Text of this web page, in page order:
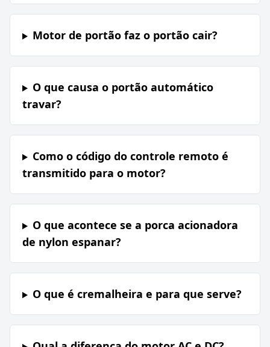
Motor de portão faz o portão cair?
O que causa o portão automático
travar?
Como o código do controle remoto é
transmitido para o motor?
O que acontece se a porca acionadora
de nylon espanar?
O que é cremalheira e para que serve?